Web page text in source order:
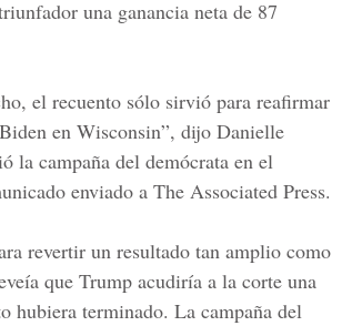
una ganancia neta de 87
el recuento sólo sirvió para reafirmar
en Wisconsin”, dijo Danielle
la campaña del demócrata en el
enviado a The Associated Press.
revertir un resultado tan amplio como
que Trump acudiría a la corte una
hubiera terminado. La campaña del